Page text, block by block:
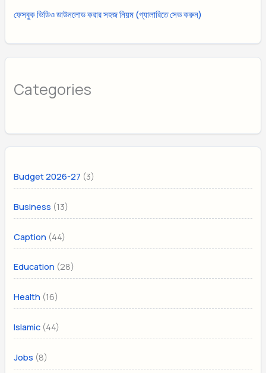
ফেসবুক ভিডিও ডাউনলোড করার সহজ নিয়ম (গ্যালারিতে সেভ করুন)
Categories
Budget 2026-27 (3)
Business (13)
Caption (44)
Education (28)
Health (16)
Islamic (44)
Jobs (8)